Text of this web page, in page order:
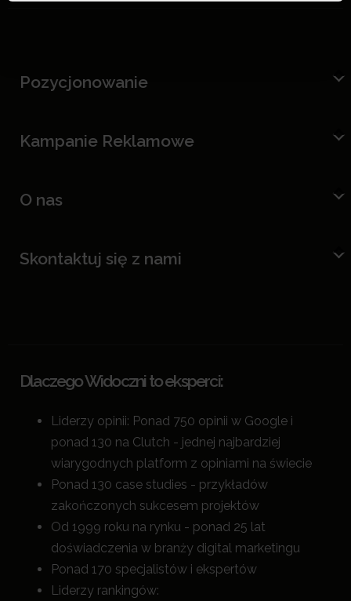
Pozycjonowanie
Kampanie Reklamowe
O nas
Skontaktuj się z nami
Dlaczego Widoczni to eksperci:
Liderzy opinii: Ponad 750 opinii w Google i
ponad 130 na Clutch - jednej najbardziej
wiarygodnych platform z opiniami na świecie
Ponad 130 case studies - przykładów
zakończonych sukcesem projektów
Od 1999 roku na rynku - ponad 25 lat
doświadczenia w branży digital marketingu
Ponad 170 specjalistów i ekspertów
Liderzy rankingów: